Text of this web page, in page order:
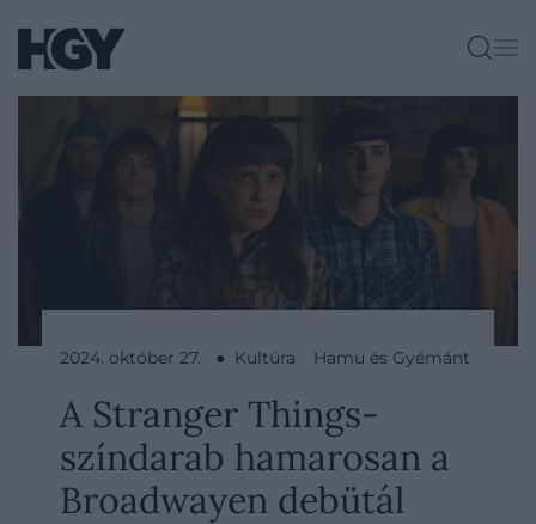
2024. október 27. ● Kultúra Hamu és Gyémánt
A Stranger Things-
színdarab hamarosan a
Broadwayen debütál